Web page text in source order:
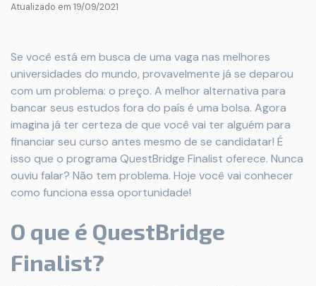
Atualizado em 19/09/2021
Se você está em busca de uma vaga nas melhores
universidades do mundo, provavelmente já se deparou
com um problema: o preço. A melhor alternativa para
bancar seus estudos fora do país é uma bolsa. Agora
imagina já ter certeza de que você vai ter alguém para
financiar seu curso antes mesmo de se candidatar! É
isso que o programa QuestBridge Finalist oferece. Nunca
ouviu falar? Não tem problema. Hoje você vai conhecer
como funciona essa oportunidade!
O que é QuestBridge
Finalist?